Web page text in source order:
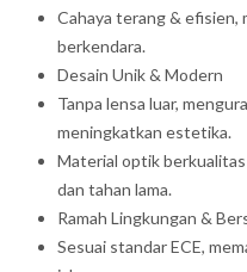
Cahaya terang & efisien,
berkendara.
Desain Unik & Modern
Tanpa lensa luar,
meningkatkan estetika.
Material optik
dan tahan lama.
Ramah Lingkungan &
Sesuai standar ECE,